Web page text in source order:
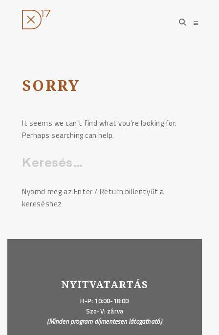
tartalomhoz
open
search
open
SORRY
It seems we can’t find what you’re looking for.
Perhaps searching can help.
Keresés:
Nyomd meg az Enter / Return billentyűt a
kereséshez
NYITVATARTÁS
H-P: 10:00-18:00
Szo-V: zárva
(Minden program díjmentesen látogatható.)